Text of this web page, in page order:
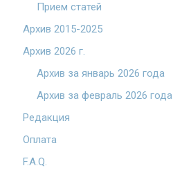
Прием статей
Архив 2015-2025
Архив 2026 г.
Архив за январь 2026 года
Архив за февраль 2026 года
Редакция
Оплата
F.A.Q.